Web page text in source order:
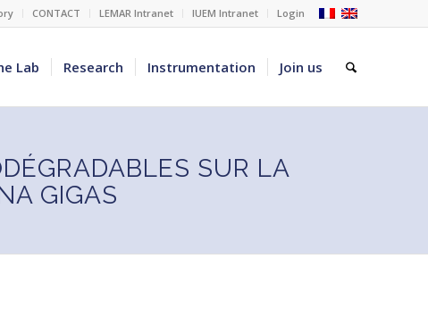
CONTACT LEMAR Intranet IUEM Intranet Login
Lab Research Instrumentation Join us
SUR LA
GIGAS